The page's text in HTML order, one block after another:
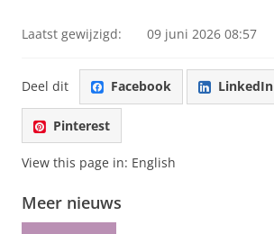
Laatst gewijzigd: 09 juni 2026 08:57
Deel dit Facebook LinkedIn
Pinterest
View this page in: English
Meer nieuws